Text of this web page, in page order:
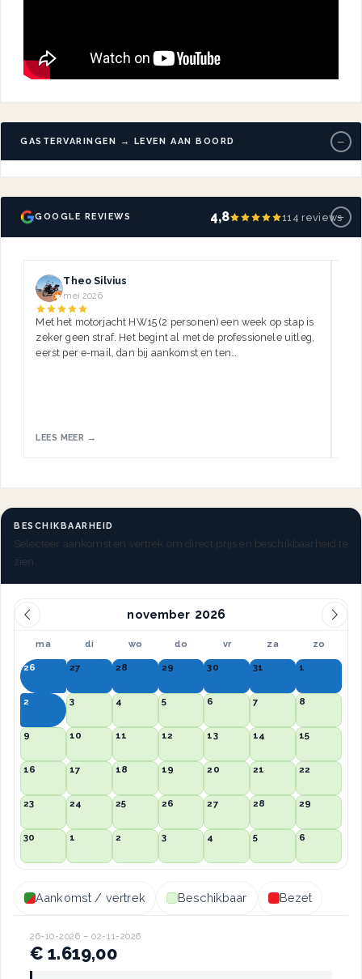
BESCHIKBAARHEID
Selecteer aankomst en vertrek om direct prijs en beschikbaarheid te
zien.
november
ma di wo do vr za zo
26 27 28 29 30 31 1
2 3 4 5 6 7 8
9 10 11 12 13 14 15
16 17 18 19 20 21 22
23 24 25 26 27 28 29
30 1 2 3 4 5 6
Aankomst / vertrek Beschikbaar Bezet
26-10-2026 – 02-11-2026
€ 1.619,00
GOOGLE REVIEWS 4,8 114 reviews−
Theo Silvius
mei 2026
Met het motorjacht HW15 (2 personen) een week op stap is
zeker geen straf. Het begint al met de professionele uitleg,
eerst per e-mail, dan bij aankomst en ten…
LEES MEER →
GASTERVARINGEN → LEVEN AAN BOORD −